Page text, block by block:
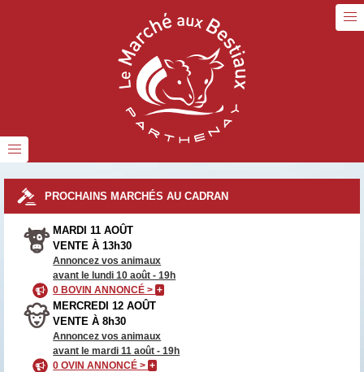
PROCHAINS MARCHÉS AU CADRAN
MARDI 11 AOÛT
VENTE À 13h30
Annoncez vos animaux
avant le lundi 10 août - 19h
0 BOVIN ANNONCÉ >+
MERCREDI 12 AOÛT
VENTE À 8h30
Annoncez vos animaux
avant le mardi 11 août - 19h
0 OVIN ANNONCÉ >+